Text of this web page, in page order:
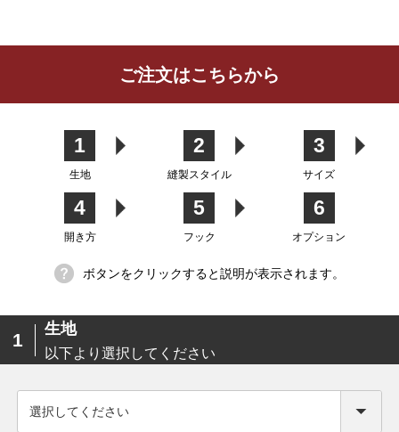
レビューを書く
カバー
テン
生地
ご注文はこちらから
1
生地
2
縫製スタイル
3
サイズ
4
開き方
5
フック
6
オプション
ボタンをクリックすると説明が表示されます。
1
生地
以下より選択してください